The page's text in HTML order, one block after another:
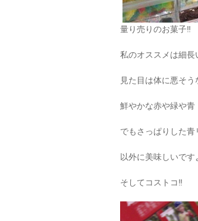
量り売りのお菓子‼︎
私のオススメは細長
見た目は体に悪そう
鮮やかな赤や緑や青
でもさっぱりした青
以外に美味しいです
そしてコストコ‼︎